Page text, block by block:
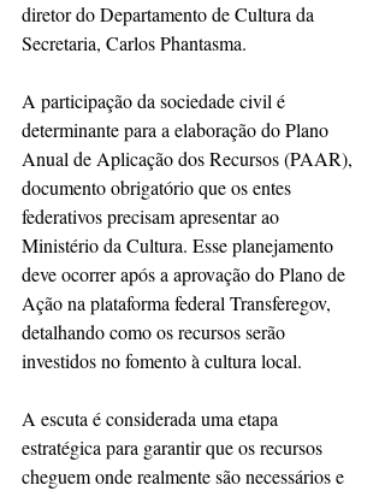
diretor do Departamento de Cultura da
Secretaria, Carlos Phantasma.
A participação da sociedade civil é
determinante para a elaboração do Plano
Anual de Aplicação dos Recursos (PAAR),
documento obrigatório que os entes
federativos precisam apresentar ao
Ministério da Cultura. Esse planejamento
deve ocorrer após a aprovação do Plano de
Ação na plataforma federal Transferegov,
detalhando como os recursos serão
investidos no fomento à cultura local.
A escuta é considerada uma etapa
estratégica para garantir que os recursos
cheguem onde realmente são necessários e